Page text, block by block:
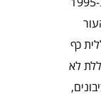
כף
לא